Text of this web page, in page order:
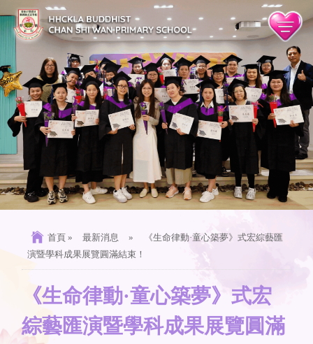
首頁 » 最新消息 »
《生命律動·童心築夢》式宏綜藝匯
演暨學科成果展覽圓滿結束！
《生命律動·童心築夢》式宏
綜藝匯演暨學科成果展覽圓滿